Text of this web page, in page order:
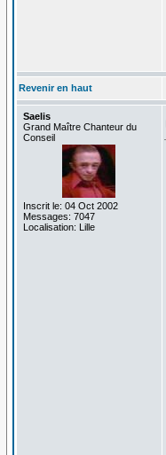
Revenir en haut
Saelis
Grand Maître Chanteur du
Conseil
Inscrit le: 04 Oct 2002
Messages: 7047
Localisation: Lille